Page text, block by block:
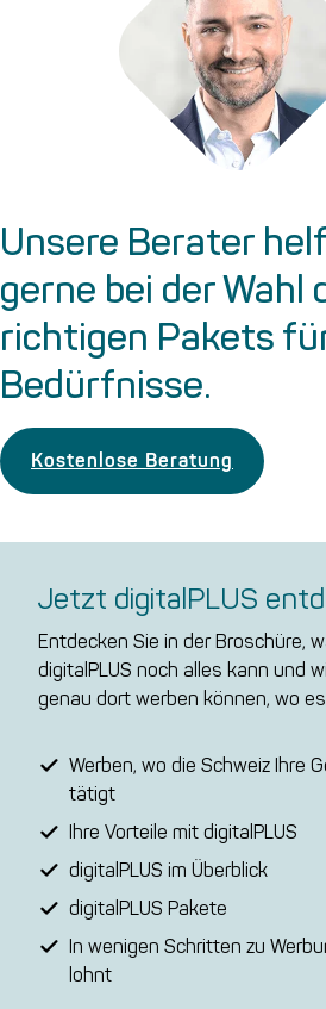
Unsere Berater
gerne bei der Wahl
richtigen Pakets
Bedürfnisse.
Kostenlose Beratung
Jetzt digitalPLUS
Entdecken Sie in der Broschüre,
digitalPLUS noch alles kann und
genau dort werben können, wo
Werben, wo die Schweiz Ihre
tätigt
Ihre Vorteile mit digitalPLUS
digitalPLUS im Überblick
digitalPLUS Pakete
In wenigen Schritten zu
lohnt